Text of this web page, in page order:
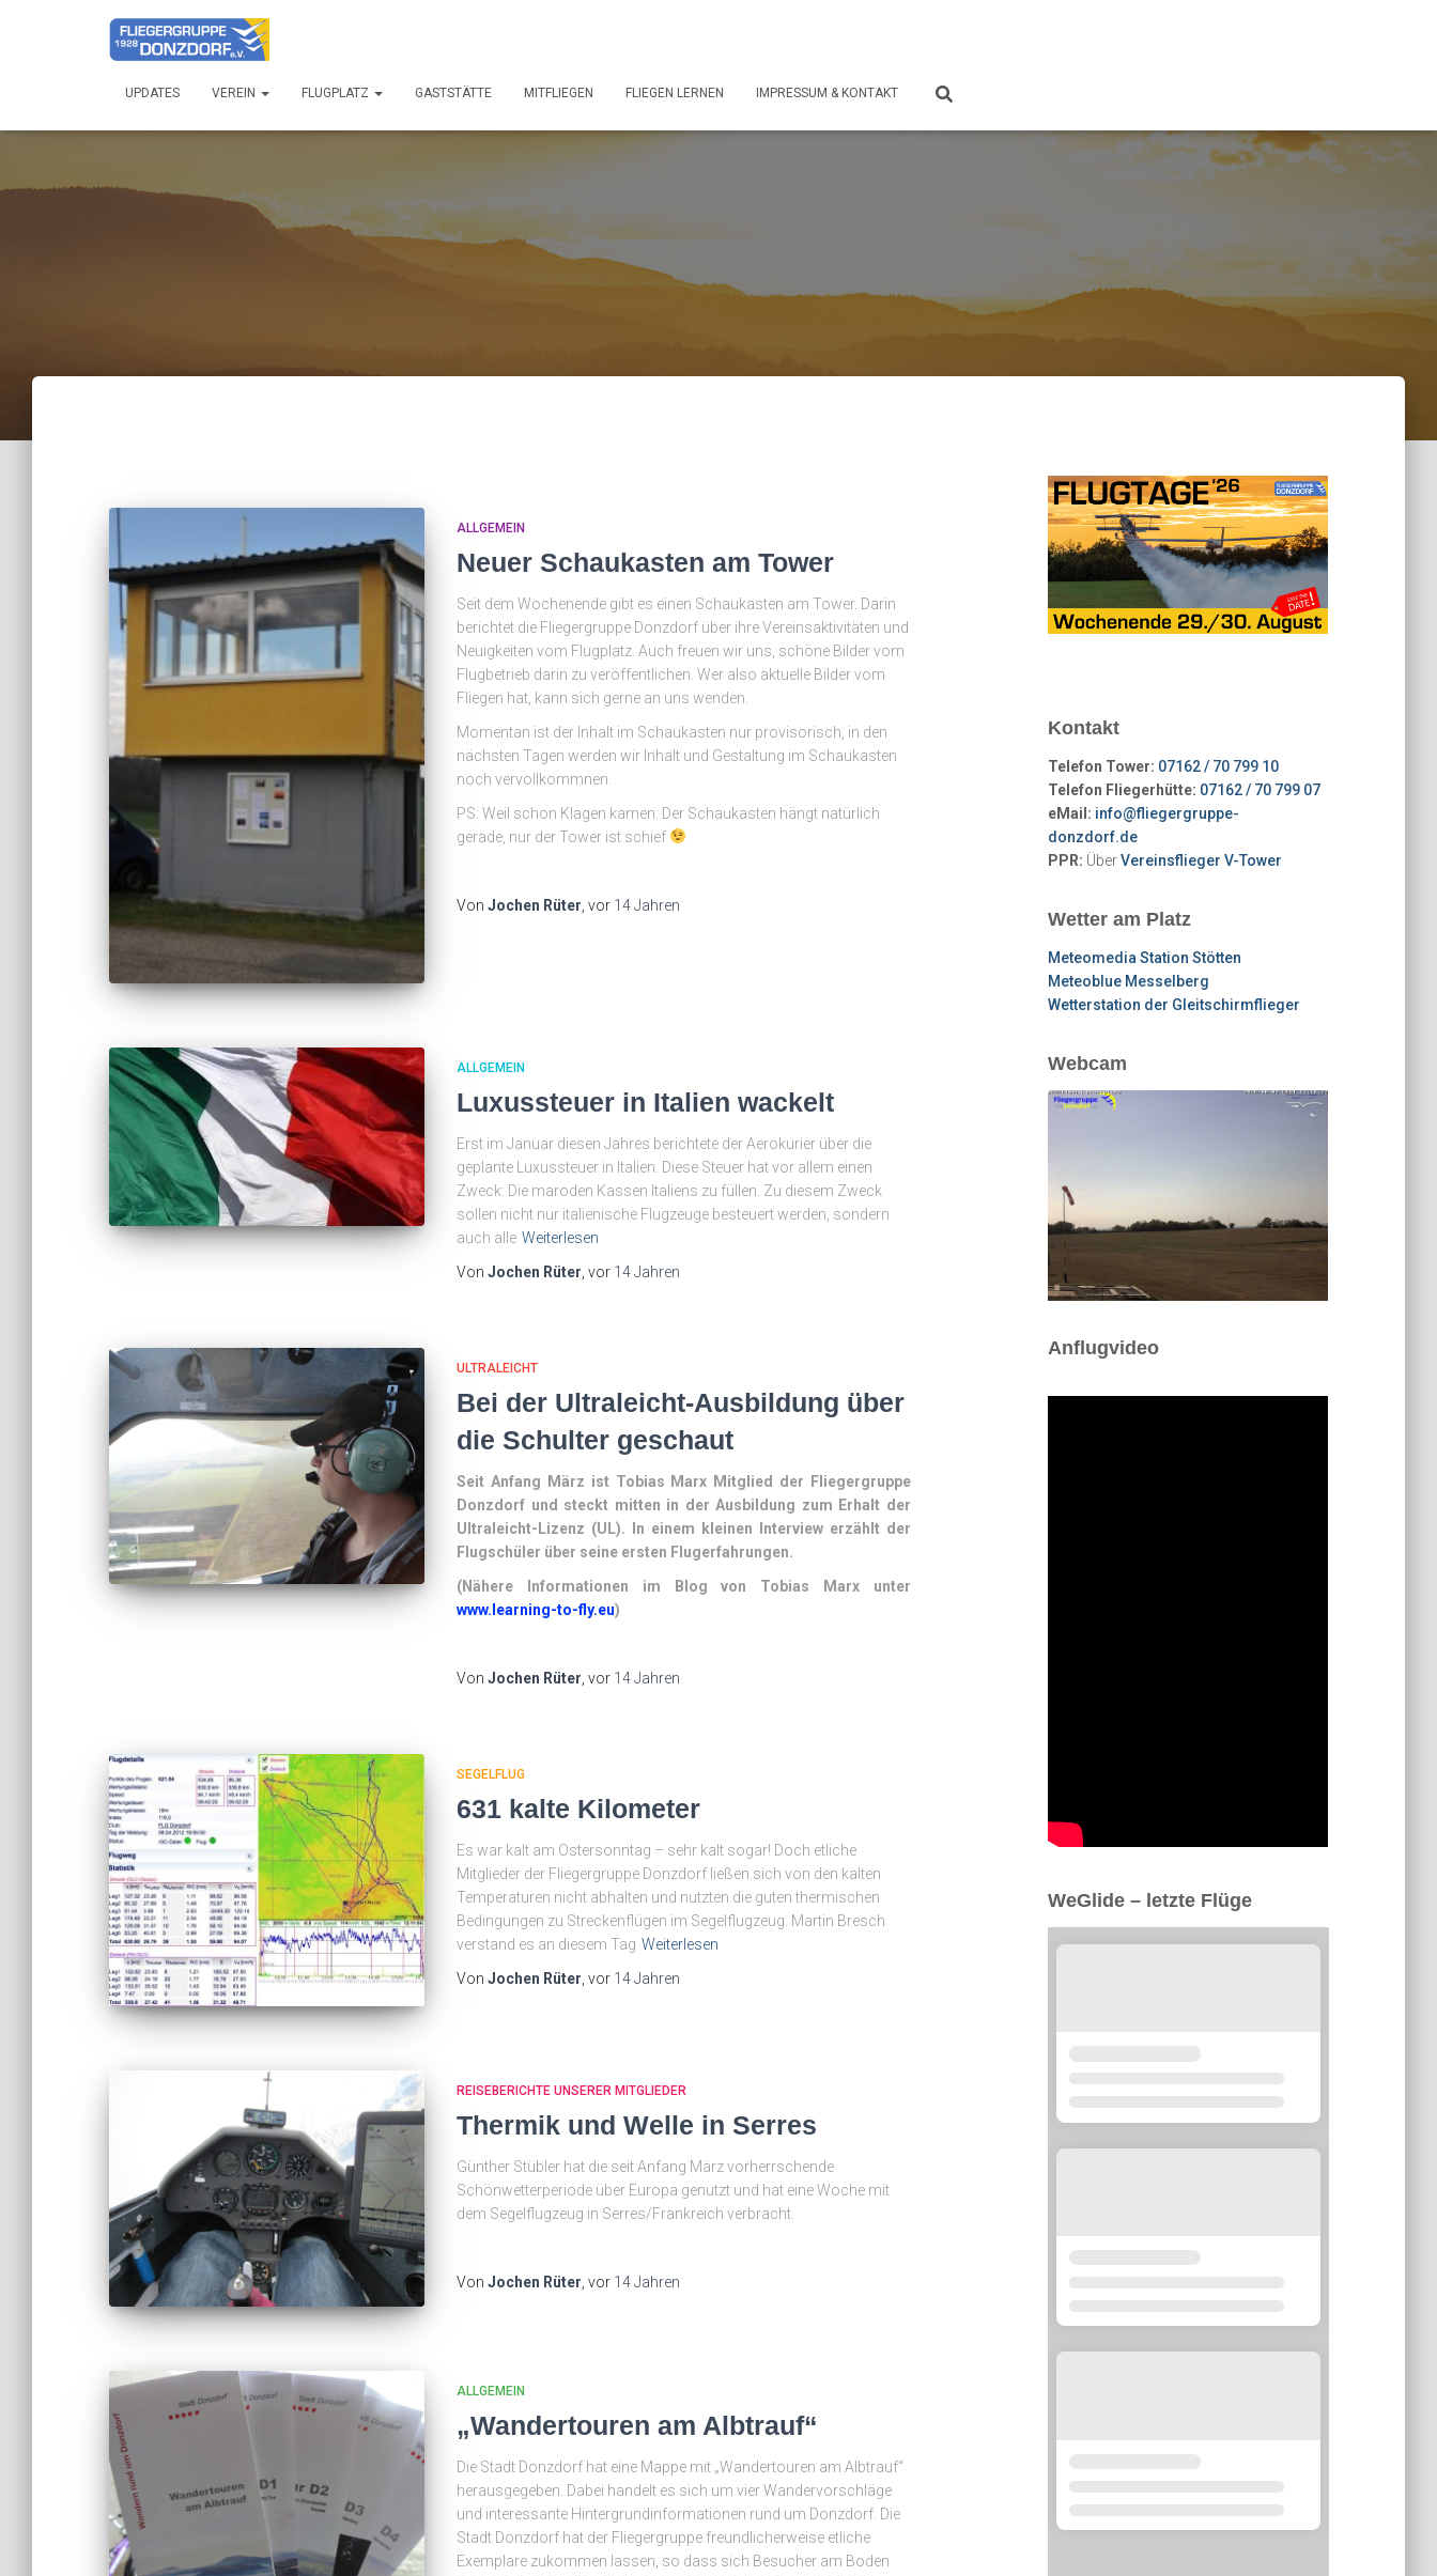
UPDATES VEREIN FLUGPLATZ GASTSTÄTTE MITFLIEGEN FLIEGEN LERNEN IMPRESSUM & KONTAKT
ALLGEMEIN
Neuer Schaukasten am Tower
Seit dem Wochenende gibt es einen Schaukasten am Tower. Darin
berichtet die Fliegergruppe Donzdorf über ihre Vereinsaktivitäten und
Neuigkeiten vom Flugplatz. Auch freuen wir uns, schöne Bilder vom
Flugbetrieb darin zu veröffentlichen. Wer also aktuelle Bilder vom
Fliegen hat, kann sich gerne an uns wenden.
Momentan ist der Inhalt im Schaukasten nur provisorisch, in den
nächsten Tagen werden wir Inhalt und Gestaltung im Schaukasten
noch vervollkommnen.
PS: Weil schon Klagen kamen: Der Schaukasten hängt natürlich
gerade, nur der Tower ist schief
Von Jochen Rüter , vor 14 Jahren
ALLGEMEIN
Luxussteuer in Italien wackelt
Erst im Januar diesen Jahres berichtete der Aerokurier über die
geplante Luxussteuer in Italien. Diese Steuer hat vor allem einen
Zweck: Die maroden Kassen Italiens zu füllen. Zu diesem Zweck
sollen nicht nur italienische Flugzeuge besteuert werden, sondern
auch alle Weiterlesen
Von Jochen Rüter , vor 14 Jahren
ULTRALEICHT
Bei der Ultraleicht-Ausbildung über
die Schulter geschaut
Seit Anfang März ist Tobias Marx Mitglied der Fliegergruppe
Donzdorf und steckt mitten in der Ausbildung zum Erhalt der
Ultraleicht-Lizenz (UL). In einem kleinen Interview erzählt der
Flugschüler über seine ersten Flugerfahrungen.
(Nähere Informationen im Blog von Tobias Marx unter
www.learning-to-fly.eu)
Von Jochen Rüter , vor 14 Jahren
SEGELFLUG
631 kalte Kilometer
Es war kalt am Ostersonntag – sehr kalt sogar! Doch etliche
Mitglieder der Fliegergruppe Donzdorf ließen sich von den kalten
Temperaturen nicht abhalten und nutzten die guten thermischen
Bedingungen zu Streckenflügen im Segelflugzeug. Martin Bresch
verstand es an diesem Tag Weiterlesen
Von Jochen Rüter , vor 14 Jahren
REISEBERICHTE UNSERER MITGLIEDER
Thermik und Welle in Serres
Günther Stübler hat die seit Anfang März vorherrschende
Schönwetterperiode über Europa genutzt und hat eine Woche mit
dem Segelflugzeug in Serres/Frankreich verbracht.
Von Jochen Rüter , vor 14 Jahren
ALLGEMEIN
„Wandertouren am Albtrauf“
Die Stadt Donzdorf hat eine Mappe mit „Wandertouren am Albtrauf“
herausgegeben. Dabei handelt es sich um vier Wandervorschläge
und interessante Hintergrundinformationen rund um Donzdorf. Die
Stadt Donzdorf hat der Fliegergruppe freundlicherweise etliche
Exemplare zukommen lassen, so dass sich Besucher am Boden
Kontakt
Telefon Tower: 07162 / 70 799 10
Telefon Fliegerhütte: 07162 / 70 799 07
eMail: info@fliegergruppe-
donzdorf.de
PPR: ÜberVereinsflieger V-Tower
Wetter am Platz
Meteomedia Station Stötten
Meteoblue Messelberg
Wetterstation der Gleitschirmflieger
Webcam
Anflugvideo
WeGlide – letzte Flüge